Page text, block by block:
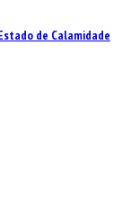
de Calamidade